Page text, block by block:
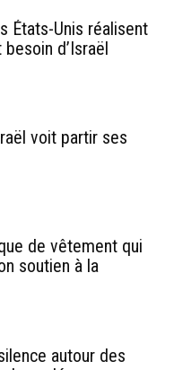
États-Unis réalisent
besoin d’Israël
voit partir ses
de vêtement qui
soutien à la
autour des